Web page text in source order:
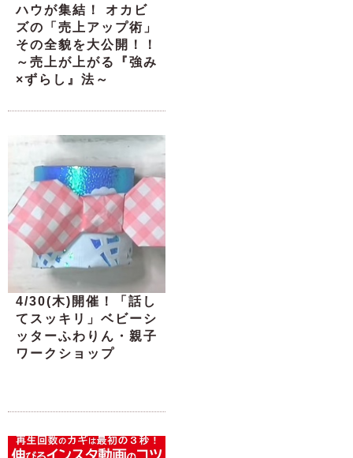
ハウが集結！ オカビ
ズの「売上アップ術」
その全貌を大公開！！
～売上が上がる『強み
×ずらし』法～
4/30(木)開催！「話し
てスッキリ」ベビーシ
ッターふわりん・親子
ワークショップ